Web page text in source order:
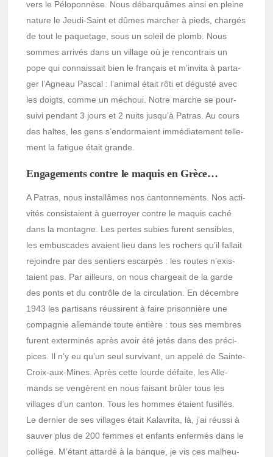
vers le Pélo­pon­nèse. Nous débarquâmes ainsi en pleine
nature le Jeudi-Saint et dûmes marcher à pieds, char­gés
de tout le paque­tage, sous un soleil de plomb. Nous
sommes arri­vés dans un village où je rencon­trais un
pope qui connais­sait bien le français et m’in­vita à parta­
ger l’Agneau Pascal : l’ani­mal était rôti et dégusté avec
les doigts, comme un méchoui. Notre marche se pour­
suivi pendant 3 jours et 2 nuits jusqu’à Patras. Au cours
des haltes, les gens s’en­dor­maient immé­dia­te­ment telle­
ment la fatigue était grande.
Enga­ge­ments contre le maquis en Grèce…
A Patras, nous instal­lâmes nos canton­ne­ments. Nos acti­
vi­tés consis­taient à guer­royer contre le maquis caché
dans la montagne. Les pertes subies furent sensibles,
les embus­cades avaient lieu dans les rochers qu’il fallait
rejoindre par des sentiers escar­pés : les routes n’exis­
taient pas. Par ailleurs, on nous char­geait de la garde
des ponts et du contrôle de la circu­la­tion. En décembre
1943 les parti­sans réus­sirent à faire prison­nière une
compa­gnie alle­mande toute entière : tous ses membres
furent exter­mi­nés après avoir été jetés dans des préci­
pices. Il n’y eu qu’un seul survi­vant, un appelé de Sainte-
Croix-aux-Mines. Après cette lourde défaite, les Alle­
mands se vengèrent en nous faisant brûler tous les
villages d’un canton. Tous les hommes étaient fusillés.
Le dernier de ses villages était Kala­vrita, là, j’ai réussi à
sauver plus de 200 femmes et enfants enfer­més dans le
collège. M’étant attardé à la banque, je vis ces malheu­